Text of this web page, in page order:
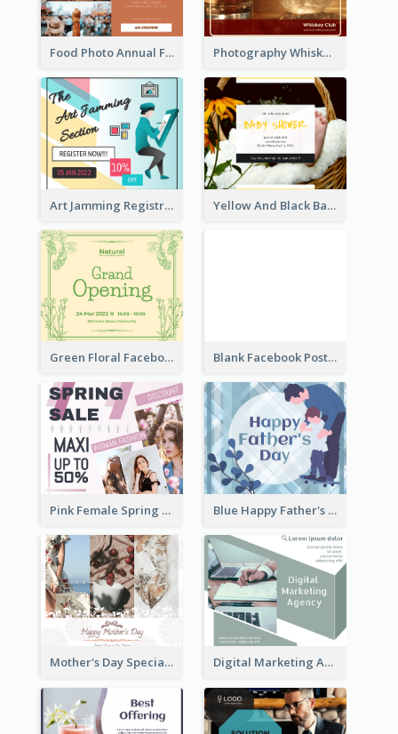
Food Photo Annual Food Fair Invitation Facebook Post Photography Whiskey Day Facebook Post With Details
Art Jamming Registration Facebook Post Yellow And Black Baby Shower Facebook Post
Green Floral Facebook Post About Grand Opening Blank Facebook Post
Pink Female Spring Fashion Facebook Post Design Blue Happy Father's Day Facebook Post
Mother's Day Special Sale Orange Facebook Post Digital Marketing Agency Green Facebook Post